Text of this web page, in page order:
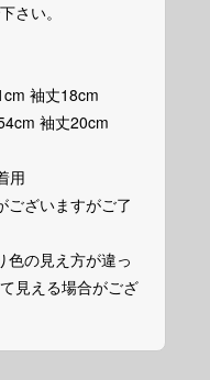
さい。
袖丈18cm
袖丈20cm
用
ございますがご了
色の見え方が違っ
見える場合がござ